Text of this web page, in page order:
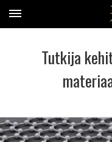
Tutkija